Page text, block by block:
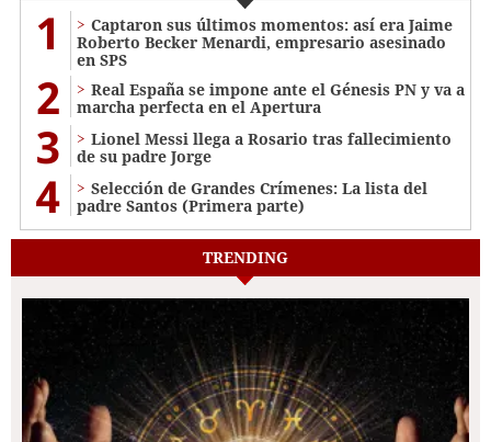
1
Captaron sus últimos momentos: así era Jaime
Roberto Becker Menardi​​​, empresario asesinado
en SPS
2
Real España se impone ante el Génesis PN y va a
marcha perfecta en el Apertura
3
Lionel Messi llega a Rosario tras fallecimiento
de su padre Jorge
4
Selección de Grandes Crímenes: La lista del
padre Santos (Primera parte)
TRENDING